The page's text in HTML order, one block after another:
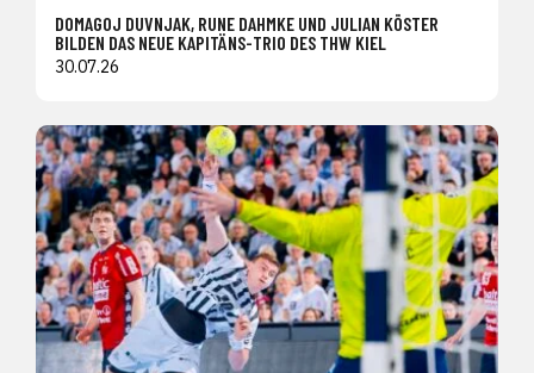
DOMAGOJ DUVNJAK, RUNE DAHMKE UND JULIAN KÖSTER
BILDEN DAS NEUE KAPITÄNS-TRIO DES THW KIEL
30.07.26